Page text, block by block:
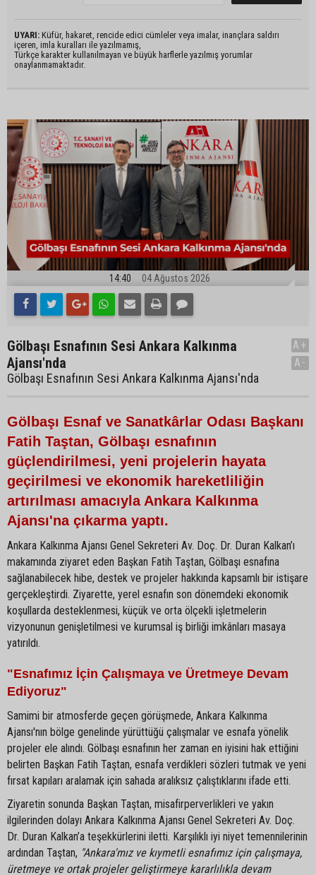
UYARI: Küfür, hakaret, rencide edici cümleler veya imalar, inançlara saldırı
içeren, imla kuralları ile yazılmamış,
Türkçe karakter kullanılmayan ve büyük harflerle yazılmış yorumlar
onaylanmamaktadır.
14:40 04 Ağustos 2026
Gölbaşı Esnafının Sesi Ankara Kalkınma
Ajansı'nda
Gölbaşı Esnafının Sesi Ankara Kalkınma Ajansı'nda
A+
A-
Gölbaşı Esnaf ve Sanatkârlar Odası Başkanı
Fatih Taştan, Gölbaşı esnafının
güçlendirilmesi, yeni projelerin hayata
geçirilmesi ve ekonomik hareketliliğin
artırılması amacıyla Ankara Kalkınma
Ajansı'na çıkarma yaptı.
Ankara Kalkınma Ajansı Genel Sekreteri Av. Doç. Dr. Duran Kalkan’ı
makamında ziyaret eden Başkan Fatih Taştan, Gölbaşı esnafına
sağlanabilecek hibe, destek ve projeler hakkında kapsamlı bir istişare
gerçekleştirdi. Ziyarette, yerel esnafın son dönemdeki ekonomik
koşullarda desteklenmesi, küçük ve orta ölçekli işletmelerin
vizyonunun genişletilmesi ve kurumsal iş birliği imkânları masaya
yatırıldı.
"Esnafımız İçin Çalışmaya ve Üretmeye Devam
Ediyoruz"
Samimi bir atmosferde geçen görüşmede, Ankara Kalkınma
Ajansı'nın bölge genelinde yürüttüğü çalışmalar ve esnafa yönelik
projeler ele alındı. Gölbaşı esnafının her zaman en iyisini hak ettiğini
belirten Başkan Fatih Taştan, esnafa verdikleri sözleri tutmak ve yeni
fırsat kapıları aralamak için sahada aralıksız çalıştıklarını ifade etti.
Ziyaretin sonunda Başkan Taştan, misafirperverlikleri ve yakın
ilgilerinden dolayı Ankara Kalkınma Ajansı Genel Sekreteri Av. Doç.
Dr. Duran Kalkan’a teşekkürlerini iletti. Karşılıklı iyi niyet temennilerinin
ardından Taştan, "Ankara'mız ve kıymetli esnafımız için çalışmaya,
üretmeye ve ortak projeler geliştirmeye kararlılıkla devam